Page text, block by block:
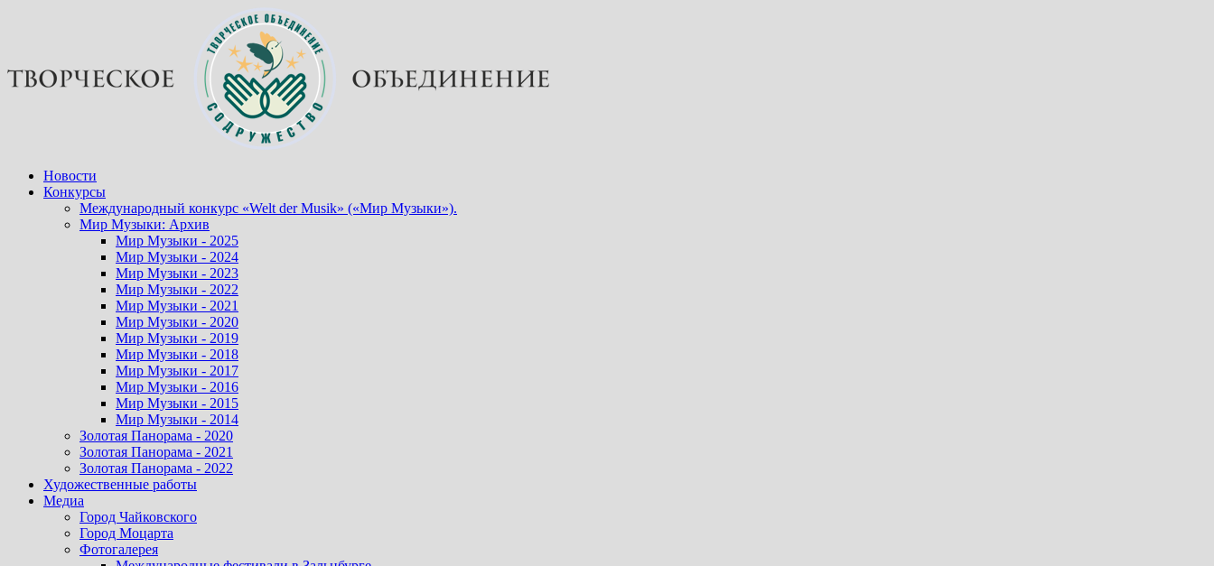
Новости
Конкурсы
Международный конкурс «Welt der Musik» («Мир Музыки»).
Мир Музыки: Архив
Мир Музыки - 2025
Мир Музыки - 2024
Мир Музыки - 2023
Мир Музыки - 2022
Мир Музыки - 2021
Мир Музыки - 2020
Мир Музыки - 2019
Мир Музыки - 2018
Мир Музыки - 2017
Мир Музыки - 2016
Мир Музыки - 2015
Мир Музыки - 2014
Золотая Панорама - 2020
Золотая Панорама - 2021
Золотая Панорама - 2022
Художественные работы
Медиа
Город Чайковского
Город Моцарта
Фотогалерея